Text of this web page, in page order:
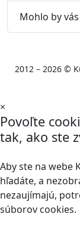
Mohlo by
2012 – 2026 ©
×
Povoľte
tak, ako ste
Aby ste na webe
hľadáte, a
nezaujímajú,
súborov cookies.